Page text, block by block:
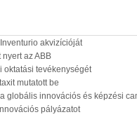
akvizícióját
az ABB
oktatási tevékenységét
mutatott be
globális innovációs és képzési
pályázatot